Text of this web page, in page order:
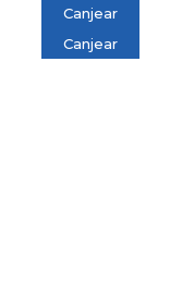
Canjear
Canjear